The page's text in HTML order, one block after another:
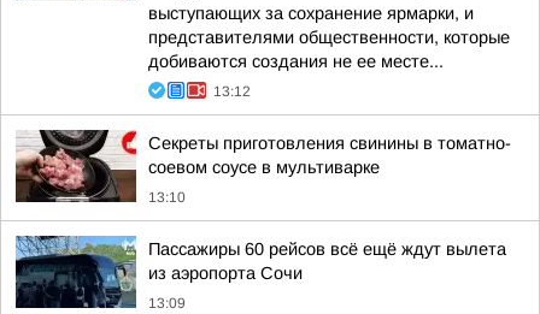
выступающих за сохранение ярмарки, и
представителями общественности, которые
добиваются создания не ее месте...
13:12
Секреты приготовления свинины в томатно-
соевом соусе в мультиварке
13:10
Пассажиры 60 рейсов всё ещё ждут вылета
из аэропорта Сочи
13:09